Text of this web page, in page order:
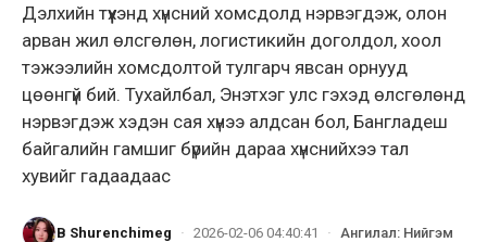
Дэлхийн түүхэнд хүнсний хомсдолд нэрвэгдэж, олон
арван жил өлсгөлөн, логистикийн доголдол, хоол
тэжээлийн хомсдолтой тулгарч явсан орнууд
цөөнгүй бий. Тухайлбал, Энэтхэг улс гэхэд өлсгөлөнд
нэрвэгдэж хэдэн сая хүнээ алдсан бол, Бангладеш
байгалийн гамшиг бүрийн дараа хүнснийхээ тал
хувийг гадаадаас
B Shurenchimeg · 2026-02-06 04:40:41 · Ангилал: Нийгэм